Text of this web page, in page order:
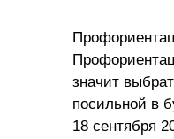
значит
посильной в
18 сентября